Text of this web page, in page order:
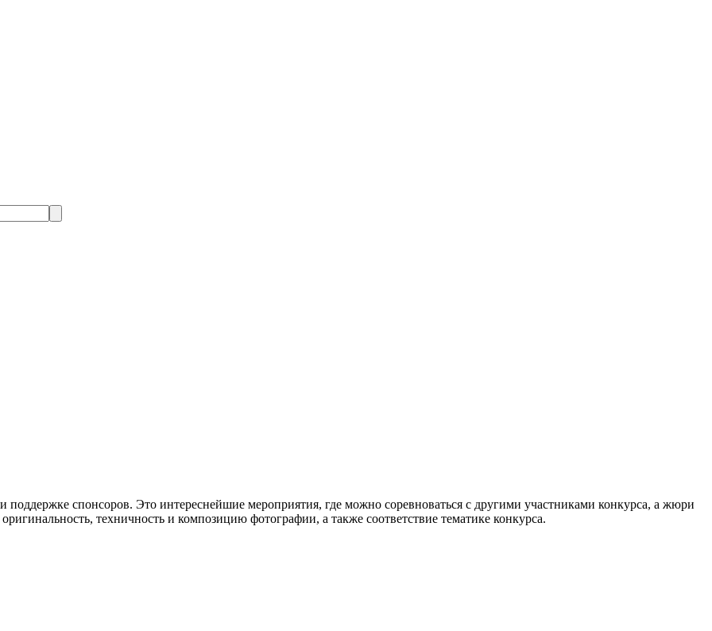
поддержке спонсоров. Это интереснейшие мероприятия, где можно соревноваться с другими участниками конкурса, а жюри
техничность и композицию фотографии, а также соответствие тематике конкурса.